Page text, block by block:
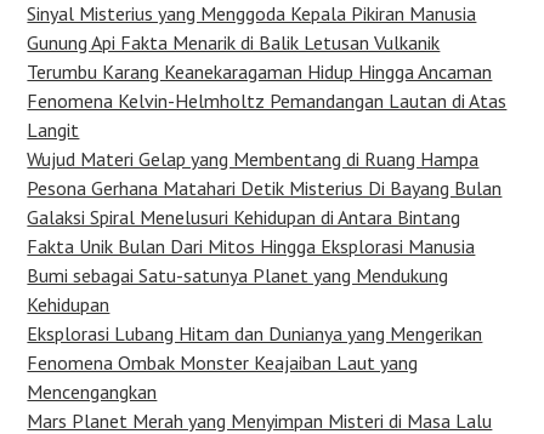
Sinyal Misterius yang Menggoda Kepala Pikiran Manusia
Gunung Api Fakta Menarik di Balik Letusan Vulkanik
Terumbu Karang Keanekaragaman Hidup Hingga Ancaman
Fenomena Kelvin-Helmholtz Pemandangan Lautan di Atas
Langit
Wujud Materi Gelap yang Membentang di Ruang Hampa
Pesona Gerhana Matahari Detik Misterius Di Bayang Bulan
Galaksi Spiral Menelusuri Kehidupan di Antara Bintang
Fakta Unik Bulan Dari Mitos Hingga Eksplorasi Manusia
Bumi sebagai Satu-satunya Planet yang Mendukung
Kehidupan
Eksplorasi Lubang Hitam dan Dunianya yang Mengerikan
Fenomena Ombak Monster Keajaiban Laut yang
Mencengangkan
Mars Planet Merah yang Menyimpan Misteri di Masa Lalu